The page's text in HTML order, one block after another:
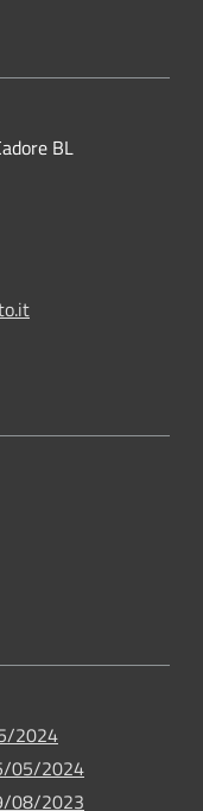
BL
2024
05/2024
08/2023